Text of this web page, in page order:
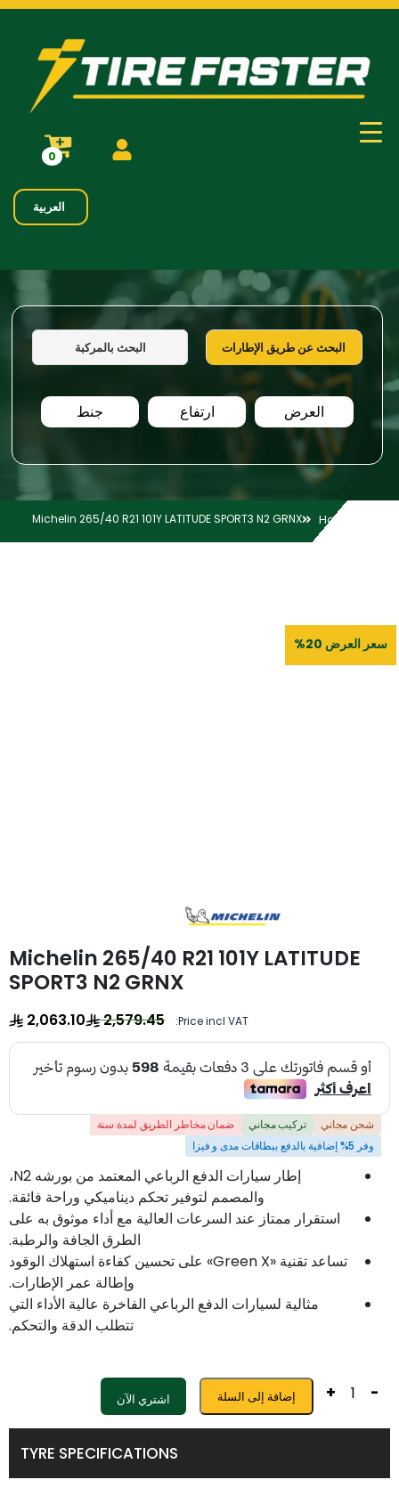
0
العربية
البحث عن طريق الإطارات البحث بالمركبة
العرض ارتفاع جنط
Home
Michelin 265/40 R21 101Y LATITUDE SPORT3 N2 GRNX
سعر العرض 20%
Michelin 265/40 R21 101Y LATITUDE
SPORT3 N2 GRNX
Price incl VAT:
2,579.45
2,063.10
شحن مجاني تركيب مجاني
ضمان مخاطر الطريق لمدة سنة
وفر 5% إضافية بالدفع ببطاقات مدى و فيزا
إطار سيارات الدفع الرباعي المعتمد من بورشه N2،
والمصمم لتوفير تحكم ديناميكي وراحة فائقة.
استقرار ممتاز عند السرعات العالية مع أداء موثوق به على
الطرق الجافة والرطبة.
تساعد تقنية «Green X» على تحسين كفاءة استهلاك الوقود
وإطالة عمر الإطارات.
مثالية لسيارات الدفع الرباعي الفاخرة عالية الأداء التي
تتطلب الدقة والتحكم.
-
+ إضافة إلى السلة اشتري الآن
TYRE SPECIFICATIONS